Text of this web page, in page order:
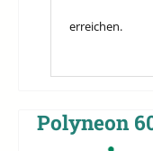
erreichen.
Polyneon